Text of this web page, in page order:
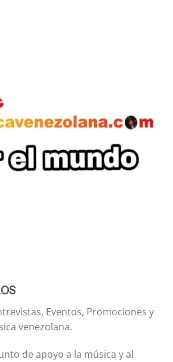
Eventos, Promociones y
venezolana.
de apoyo a la música y al